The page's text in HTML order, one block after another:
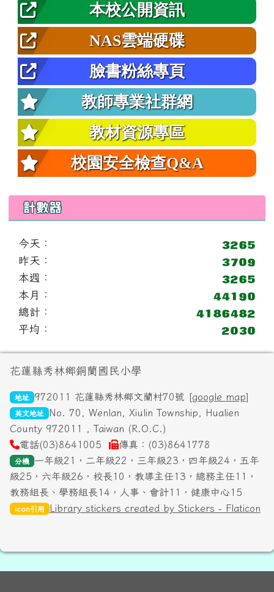
本校公開資訊
NAS雲端硬碟
臉書粉絲專頁
教師專業社群網
教材資源專區
校園安全檢查Q&A
計數器
今天：
昨天：
本週：
本月：
總計：
平均：
頁尾區域內容
花蓮縣秀林鄉銅蘭國民小學
地址 972011 花蓮縣秀林鄉文蘭村70號 [google map]
英文地址
No. 70, Wenlan, Xiulin Township, Hualien
County 972011 , Taiwan (R.O.C.)
電話(03)8641005
傳真：(03)8641778
分機
一年級21，二年級22，三年級23，四年級24，五年
級25，六年級26，校長10，教導主任13，總務主任11，
教務組長、學務組長14，人事、會計11，健康中心15
icon引用 Library stickers created by Stickers - Flaticon